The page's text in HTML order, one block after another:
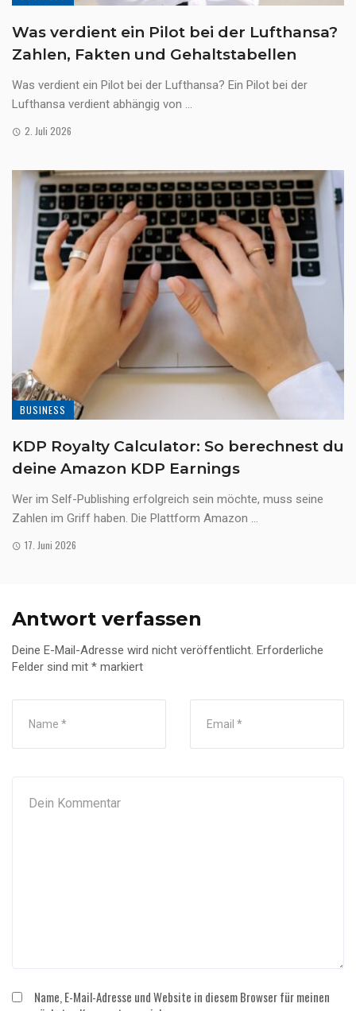
Was verdient ein Pilot bei der Lufthansa?
Zahlen, Fakten und Gehaltstabellen
Was verdient ein Pilot bei der Lufthansa? Ein Pilot bei der
Lufthansa verdient abhängig von ...
2. Juli 2026
BUSINESS
KDP Royalty Calculator: So berechnest du
deine Amazon KDP Earnings
Wer im Self-Publishing erfolgreich sein möchte, muss seine
Zahlen im Griff haben. Die Plattform Amazon ...
17. Juni 2026
Antwort verfassen
Deine E-Mail-Adresse wird nicht veröffentlicht. Erforderliche
Felder sind mit * markiert
Name, E-Mail-Adresse und Website in diesem Browser für meinen